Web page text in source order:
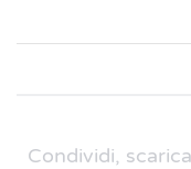
Condividi,